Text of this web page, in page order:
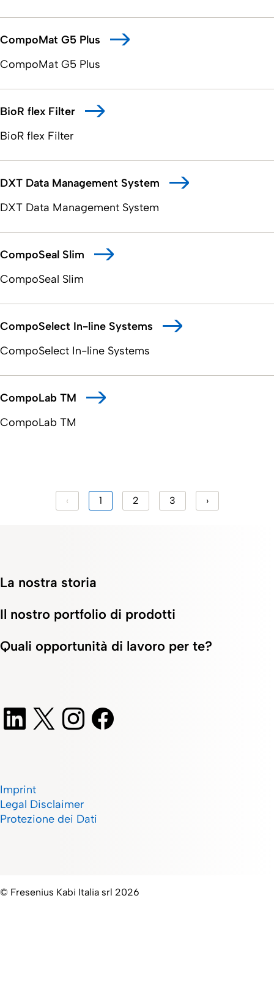
CompoMat G5 Plus
CompoMat G5 Plus
BioR flex Filter
BioR flex Filter
DXT Data Management System
DXT Data Management System
CompoSeal Slim
CompoSeal Slim
CompoSelect In-line Systems
CompoSelect In-line Systems
CompoLab TM
CompoLab TM
‹ 1 2 3 ›
La nostra storia
Il nostro portfolio di prodotti
Quali opportunità di lavoro per te?
Imprint
Legal Disclaimer
Protezione dei Dati
© Fresenius Kabi Italia srl 2026